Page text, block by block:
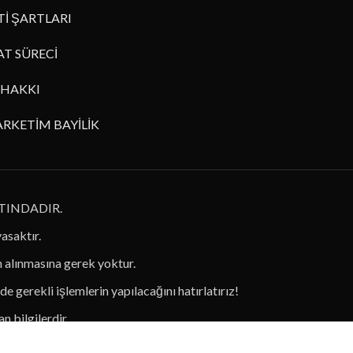
ŞARTLARI
SÜRECİ
BAYİLİK
gerek yoktur.
gerekli işlemlerin yapılacağını hatırlatırız!
bilgilerdir.